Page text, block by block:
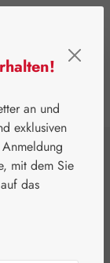
an und
exklusiven
mit dem Sie
das